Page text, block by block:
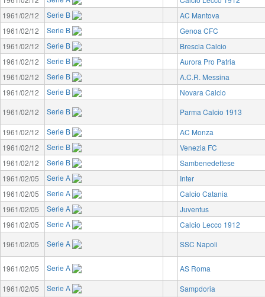
1961/02/12
Serie B
AC Mantova
1961/02/12
Serie B
Genoa CFC
1961/02/12
Serie B
Brescia Calcio
1961/02/12
Serie B
Aurora Pro Patria
1961/02/12
Serie B
A.C.R. Messina
1961/02/12
Serie B
Novara Calcio
1961/02/12
Serie B
Parma Calcio 1913
1961/02/12
Serie B
AC Monza
1961/02/12
Serie B
Venezia FC
1961/02/12
Serie B
Sambenedettese
1961/02/05
Serie A
Inter
1961/02/05
Serie A
Calcio Catania
1961/02/05
Serie A
Juventus
1961/02/05
Serie A
Calcio Lecco 1912
1961/02/05
Serie A SSC Napoli
1961/02/05 Serie A
AS Roma
1961/02/05
Serie A
Sampdoria